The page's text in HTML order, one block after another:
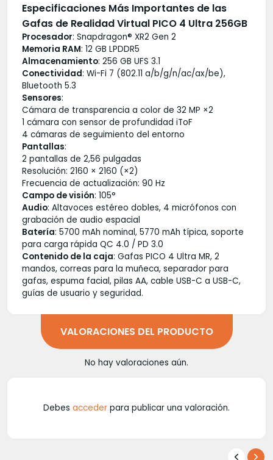
Especificaciones Más Importantes de las
Gafas de Realidad Virtual PICO 4 Ultra 256GB
Procesador: Snapdragon® XR2 Gen 2
Memoria RAM: 12 GB LPDDR5
Almacenamiento: 256 GB UFS 3.1
Conectividad: Wi-Fi 7 (802.11 a/b/g/n/ac/ax/be),
Bluetooth 5.3
Sensores:
Cámara de transparencia a color de 32 MP ×2
1 cámara con sensor de profundidad iToF
4 cámaras de seguimiento del entorno
Pantallas:
2 pantallas de 2,56 pulgadas
Resolución: 2160 × 2160 (×2)
Frecuencia de actualización: 90 Hz
Campo de visión: 105°
Audio: Altavoces estéreo dobles, 4 micrófonos con
grabación de audio espacial
Batería: 5700 mAh nominal, 5770 mAh típica, soporte
para carga rápida QC 4.0 / PD 3.0
Contenido de la caja: Gafas PICO 4 Ultra MR, 2
mandos, correas para la muñeca, separador para
gafas, espuma facial, pilas AA, cable USB-C a USB-C,
guías de usuario y seguridad.
VALORACIONES DEL PRODUCTO
No hay valoraciones aún.
Debes acceder para publicar una valoración.